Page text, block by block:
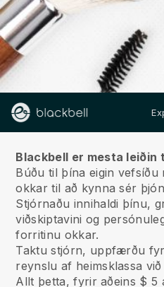
Blackbell er mesta leiðin
Búðu til þína eigin
okkar til að kynna sér
Stjórnaðu innihaldi þínu,
viðskiptavini og
forritinu okkar.
Taktu stjórn, uppfærðu
reynslu af heimsklassa
Allt þetta, fyrir aðeins $ 5